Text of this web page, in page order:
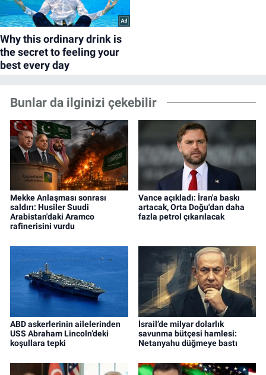
Bunlar da ilginizi çekebilir
Mekke Anlaşması sonrası
saldırı: Husiler Suudi
Arabistan'daki Aramco
rafinerisini vurdu
Vance açıkladı: İran'a baskı
artacak, Orta Doğu'dan daha
fazla petrol çıkarılacak
ABD askerlerinin ailelerinden
USS Abraham Lincoln’deki
koşullara tepki
İsrail’de milyar dolarlık
savunma bütçesi hamlesi:
Netanyahu düğmeye bastı